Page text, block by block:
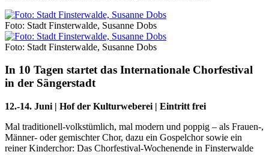
Foto: Stadt Finsterwalde, Susanne Dobs
Foto: Stadt Finsterwalde, Susanne Dobs
In 10 Tagen startet das Internationale Chorfestival
in der Sängerstadt
12.-14. Juni | Hof der Kulturweberei | Eintritt frei
Mal traditionell-volkstümlich, mal modern und poppig – als Frauen-,
Männer- oder gemischter Chor, dazu ein Gospelchor sowie ein
reiner Kinderchor: Das Chorfestival-Wochenende in Finsterwalde